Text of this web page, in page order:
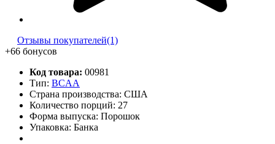
Отзывы покупателей(1)
+66 бонусов
Код товара: 00981
Тип: BCAA
Страна производства: США
Количество порций: 27
Форма выпуска: Порошок
Упаковка: Банка